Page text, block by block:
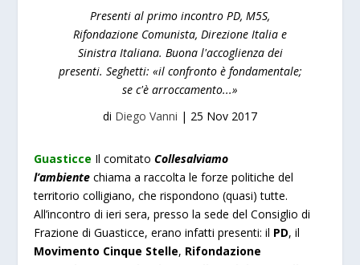
Presenti al primo incontro PD, M5S,
Rifondazione Comunista, Direzione Italia e
Sinistra Italiana. Buona l'accoglienza dei
presenti. Seghetti: «il confronto è fondamentale;
se c'è arroccamento...»
di Diego Vanni | 25 Nov 2017
Guasticce Il comitatoCollesalviamo
l’ambientechiama a raccolta le forze politiche del
territorio colligiano, che rispondono (quasi) tutte.
All’incontro di ieri sera, presso la sede del Consiglio di
Frazione di Guasticce, erano infatti presenti: il PD, il
Movimento Cinque Stelle, Rifondazione